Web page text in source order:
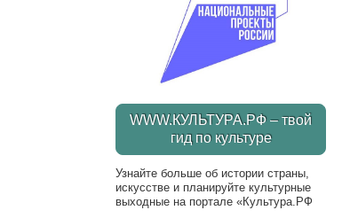
WWW.КУЛЬТУРА.РФ – твой
гид по культуре
Узнайте больше об истории страны,
искусстве и планируйте культурные
выходные на портале «Культура.РФ